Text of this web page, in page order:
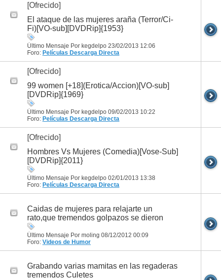
[Ofrecido]
El ataque de las mujeres araña (Terror/Ci-
Fi)[VO-sub][DVDRip]{1953}
Último Mensaje Por kegdelpo 23/02/2013 12:06
Foro: Películas Descarga Directa
[Ofrecido]
99 women [+18](Erotica/Accion)[VO-sub]
[DVDRip]{1969}
Último Mensaje Por kegdelpo 09/02/2013 10:22
Foro: Películas Descarga Directa
[Ofrecido]
Hombres Vs Mujeres (Comedia)[Vose-Sub]
[DVDRip]{2011}
Último Mensaje Por kegdelpo 02/01/2013 13:38
Foro: Películas Descarga Directa
Caidas de mujeres para relajarte un
rato,que tremendos golpazos se dieron
Último Mensaje Por moling 08/12/2012 00:09
Foro: Videos de Humor
Grabando varias mamitas en las regaderas
tremendos Culetes